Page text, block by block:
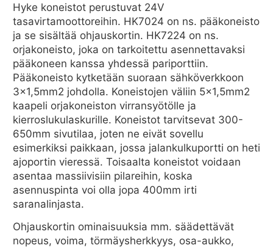
Hyke koneistot perustuvat 24V
tasavirtamoottoreihin. HK7024 on ns. pääkoneisto
ja se sisältää ohjauskortin. HK7224 on ns.
orjakoneisto, joka on tarkoitettu asennettavaksi
pääkoneen kanssa yhdessä pariporttiin.
Pääkoneisto kytketään suoraan sähköverkkoon
3×1,5mm2 johdolla. Koneistojen väliin 5×1,5mm2
kaapeli orjakoneiston virransyötölle ja
kierroslukulaskurille. Koneistot tarvitsevat 300-
650mm sivutilaa, joten ne eivät sovellu
esimerkiksi paikkaan, jossa jalankulkuportti on heti
ajoportin vieressä. Toisaalta koneistot voidaan
asentaa massiivisiin pilareihin, koska
asennuspinta voi olla jopa 400mm irti
saranalinjasta.
Ohjauskortin ominaisuuksia mm. säädettävät
nopeus, voima, törmäysherkkyys, osa-aukko,